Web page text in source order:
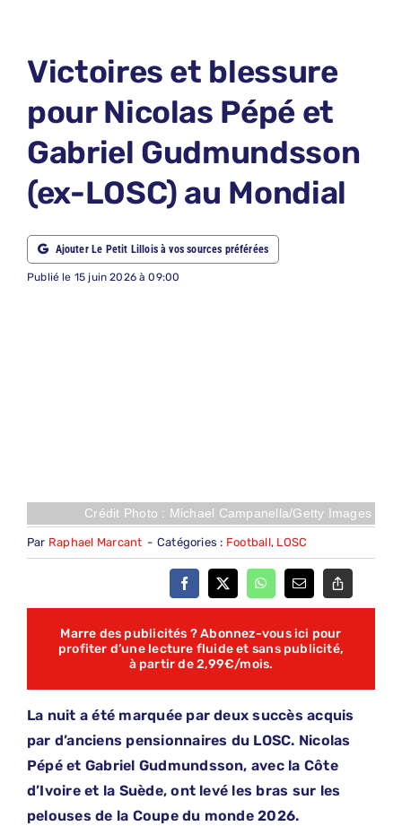
NOUS
Victoires et blessure
pour Nicolas Pépé et
Gabriel Gudmundsson
(ex-LOSC) au Mondial
Ajouter Le Petit Lillois à vos sources préférées
Publié le 15 juin 2026 à 09:00
Crédit Photo : Michael Campanella/Getty Images
Par Raphael Marcant - Catégories : Football, LOSC
Marre des publicités ? Abonnez-vous ici pour
profiter d’une lecture fluide et sans publicité,
à partir de 2,99€/mois.
La nuit a été marquée par deux succès acquis
par d’anciens pensionnaires du LOSC. Nicolas
Pépé et Gabriel Gudmundsson, avec la Côte
d’Ivoire et la Suède, ont levé les bras sur les
pelouses de la Coupe du monde 2026.